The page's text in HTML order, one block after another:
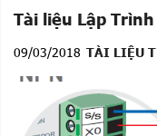
Tài liệu Lập Trình
09/03/2018 TÀI LIỆU